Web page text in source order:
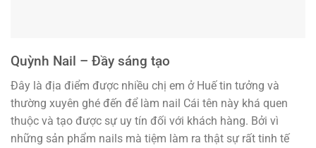
Quỳnh Nail – Đầy sáng tạo
Đây là địa điểm được nhiều chị em ở Huế tin tưởng và
thường xuyên ghé đến để làm nail Cái tên này khá quen
thuộc và tạo được sự uy tín đối với khách hàng. Bởi vì
những sản phẩm nails mà tiệm làm ra thật sự rất tinh tế